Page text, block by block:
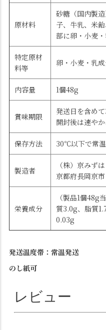
原材料
砂糖（国内製
子、牛乳、米
部に卵・小麦・
特定原材
料等
卵・小麦・乳
内容量 1個48g
賞味期限
発送日を含めて
開封後は速や
保存方法 30℃以下で常
製造者
（株）京みず
京都府長岡京
栄養成分
（製品1個48g
質3.0g、脂質
0.03g
発送温度帯：常温発送
のし紙可
レビュー